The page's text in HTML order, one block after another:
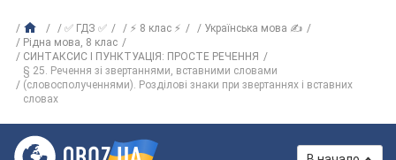
✅ ГДЗ ✅ ⚡ 8 клас ⚡
Українська мова ✍
Рiдна мова, 8 клас
СИНТАКСИС І ПУНКТУАЦІЯ: ПРОСТЕ РЕЧЕННЯ
§ 25. Речення зі звертаннями, вставними словами
(словосполученнями). Розділові знаки при звертаннях і вставних
словах